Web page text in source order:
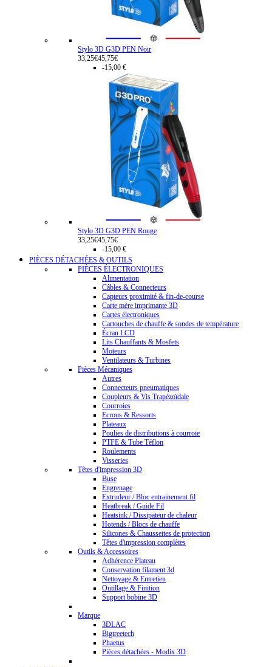
Stylo 3D G3D PEN Noir
33,25€45,75€
-15,00 €
Stylo 3D G3D PEN Rouge
33,25€45,75€
-15,00 €
PIÈCES DÉTACHÉES & OUTILS
PIÈCES ÉLECTRONIQUES
Alimentation
Câbles & Connecteurs
Capteurs proximité & fin-de-course
Carte mère imprimante 3D
Cartes électroniques
Cartouches de chauffe & sondes de température
Écran LCD
Lits Chauffants & Mosfets
Moteurs
Ventilateurs & Turbines
Pièces Mécaniques
Autres
Connecteurs pneumatiques
Coupleurs & Vis Trapézoïdale
Courroies
Ecrous & Ressorts
Plateaux
Poulies de distributions à courroie
PTFE & Tube Téflon
Roulements
Visseries
Têtes d'impression 3D
Buse
Engrenage
Extrudeur / Bloc entrainement fil
Heatbreak / Guide Fil
Heatsink / Dissipateur de chaleur
Hotends / Blocs de chauffe
Silicones & Chaussettes de protection
Têtes d'impression complètes
Outils & Accessoires
Adhérence Plateau
Conservation filament 3d
Nettoyage & Entretien
Outillage & Finition
Support bobine 3D
Marque
3DLAC
Bigtreetech
Phaetus
Pièces détachées - Modix 3D